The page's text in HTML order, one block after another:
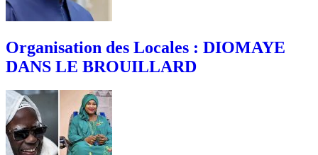
Organisation des Locales : DIOMAYE
DANS LE BROUILLARD